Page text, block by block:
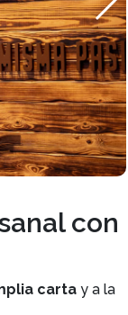
con
carta y a la